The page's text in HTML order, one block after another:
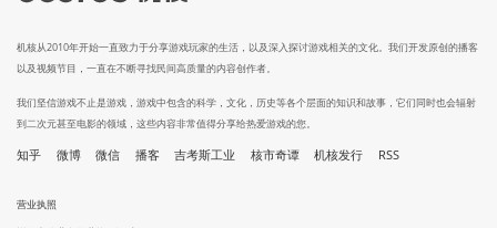
机核从2010年开始一直致力于分享游戏玩家的生活，以及深入探讨游戏相关的文化。我们开发原创的播客
以及视频节目，一直在不断寻找民间高质量的内容创作者。
我们坚信游戏不止是游戏，游戏中包含的科学，文化，历史等各个层面的知识和故事，它们同时也会辐射
到二次元甚至电影的领域，这些内容非常值得分享给热爱游戏的您。
知乎 微博 微信 播客 吉考斯工业 核市奇谭 机核发行 RSS
营业执照